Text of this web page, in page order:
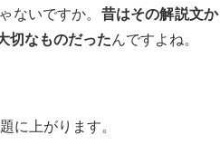
ないですか。 昔はその解説文か
切なものだったんですよね。
に上がります。